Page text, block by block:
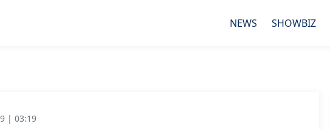
NEWS SHOWBIZ
| 03:19